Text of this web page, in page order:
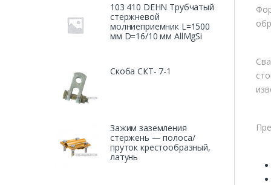
103 410 DEHN Трубчатый
стержневой
молниеприемник L=1500
мм D=16/10 мм AllMgSi
Скоба СКТ- 7-1
Зажим заземления
стержень — полоса/
пруток крестообразный,
латунь